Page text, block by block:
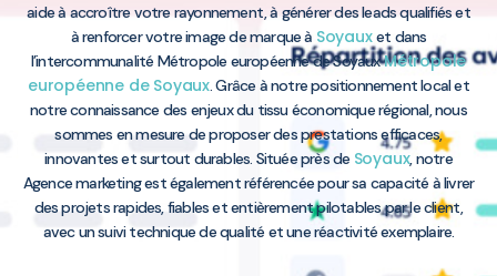
aide à accroître votre rayonnement, à générer des leads qualifiés et
à renforcer votre image de marque à Soyauxet dans
l’intercommunalité Métropole européenne de SoyauxMétropole
européenne de Soyaux . Grâce à notre positionnement local et
notre connaissance des enjeux du tissu économique régional, nous
sommes en mesure de proposer des prestations efficaces,
innovantes et surtout durables. Située près de Soyaux, notre
Agence marketing est également référencée pour sa capacité à livrer
des projets rapides, fiables et entièrement pilotables par le client,
avec un suivi technique de qualité et une réactivité exemplaire.